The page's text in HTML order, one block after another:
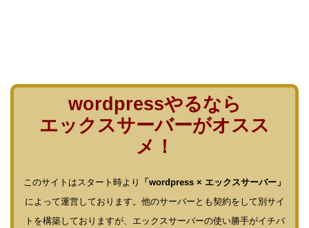
wordpressやるなら
エックスサーバーがオスス
メ！
このサイトはスタート時より
「wordpress × エックスサーバー」
によって運営しております。他のサーバーとも契約をして別サイ
トを構築しておりますが、エックスサーバーの使い勝手がイチバ